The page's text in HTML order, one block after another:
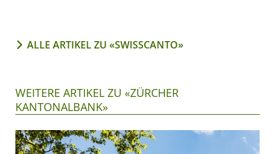
ALLE ARTIKEL ZU «SWISSCANTO»
WEITERE ARTIKEL ZU «ZÜRCHER
KANTONALBANK»